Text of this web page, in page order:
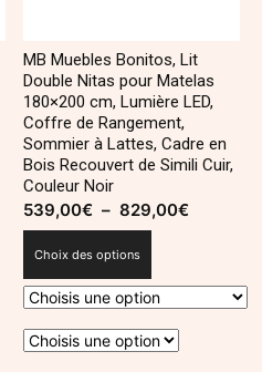
MB Muebles Bonitos, Lit
Double Nitas pour Matelas
180×200 cm, Lumière LED,
Coffre de Rangement,
Sommier à Lattes, Cadre en
Bois Recouvert de Simili Cuir,
Couleur Noir
539,00€ – 829,00€
539,00€
à
Choix des options